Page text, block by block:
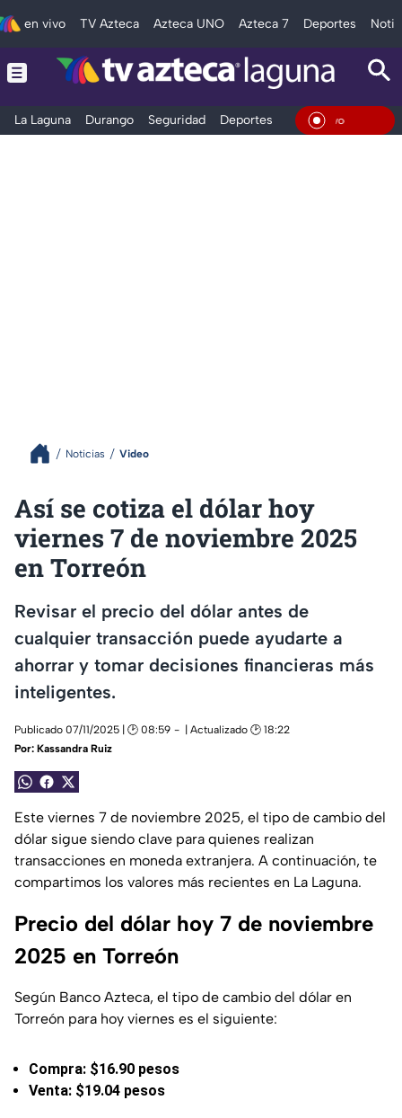
en vivo TV Azteca Azteca UNO Azteca 7 Deportes
La Laguna Durango Seguridad Deportes EntretenimientoEn
Noticias Video
Así se cotiza el dólar hoy
viernes 7 de noviembre 2025
en Torreón
Revisar el precio del dólar antes de
cualquier transacción puede ayudarte a
ahorrar y tomar decisiones financieras más
inteligentes.
Publicado 07/11/2025 | 🕑 08:59
| Actualizado 🕑 18:22
Por: Kassandra Ruiz
Este viernes 7 de noviembre 2025, el tipo de cambio del
dólar sigue siendo clave para quienes realizan
transacciones en moneda extranjera. A continuación, te
compartimos los valores más recientes en La Laguna.
Precio del dólar hoy 7 de noviembre
2025 en Torreón
Según Banco Azteca, el tipo de cambio del dólar en
Torreón para hoy viernes es el siguiente:
Compra: $16.90 pesos
Venta: $19.04 pesos